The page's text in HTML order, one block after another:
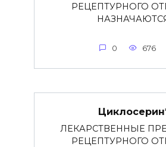
РЕЦЕПТУРНОГО
0 676
ЛЕКАРСТВЕННЫЕ
РЕЦЕПТУРНОГО